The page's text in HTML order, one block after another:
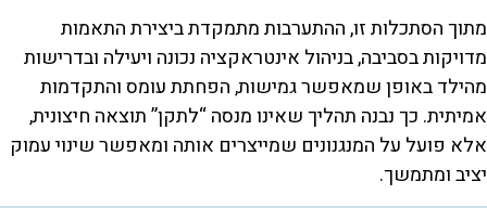
מתוך הסתכלות זו, ההתערבות מתמקדת ביצירת התאמות
מדויקות בסביבה, בניהול אינטראקציה נכונה ויעילה ובדרישות
מהילד באופן שמאפשר גמישות, הפחתת עומס והתקדמות
אמיתית. כך נבנה תהליך שאינו מנסה “לתקן” תוצאה חיצונית,
אלא פועל על המנגנונים שמייצרים אותה ומאפשר שינוי עמוק
יציב ומתמשך.